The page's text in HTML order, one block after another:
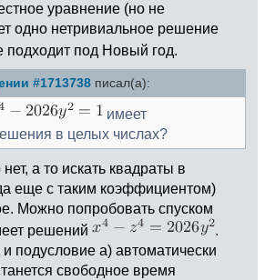
уравнение (но не
одно нетривиальное решение
подходит под Новый год.
#1713738 писал(а):
имеет
в целых числах?
а то искать квадраты в
еще с таким коэффициентом)
Можно попробовать спуском
решений
.
подусловие а) автоматически
свободное время